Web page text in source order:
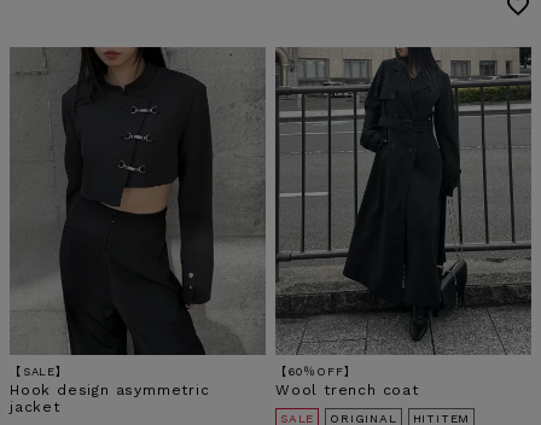
【SALE】
Hook design asymmetric
jacket
【60％OFF】
Wool trench coat
SALE ORIGINAL HITITEM